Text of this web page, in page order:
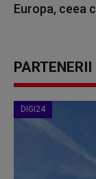
Europa, ceea
DIGI24